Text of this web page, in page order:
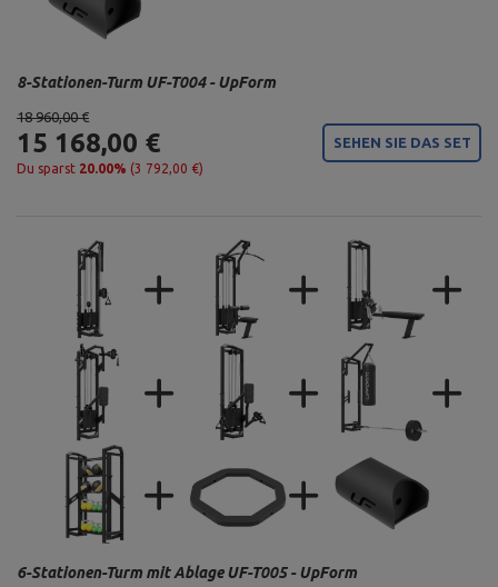
18 960,00 €
15 168,00 €
Du sparst 20.00% (3 792,00 €)
SEHEN SIE DAS SET
8-Stationen-Turm UF-T004 - UpForm
6-Stationen-Turm mit Ablage UF-T005 - UpForm